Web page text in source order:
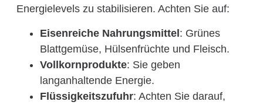
Energielevels zu stabilisieren. Achten Sie auf:
Eisenreiche Nahrungsmittel: Grünes
Blattgemüse, Hülsenfrüchte und Fleisch.
Vollkornprodukte: Sie geben
langanhaltende Energie.
Flüssigkeitszufuhr: Achten Sie darauf,